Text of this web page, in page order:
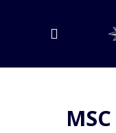
Toggle
הפלגות שלנו